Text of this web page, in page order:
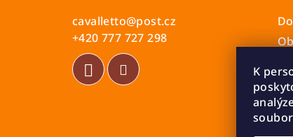
K
cavalletto@post.cz
+420 777 727 298